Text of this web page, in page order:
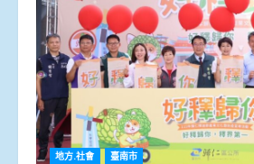
地方.社會 臺南市